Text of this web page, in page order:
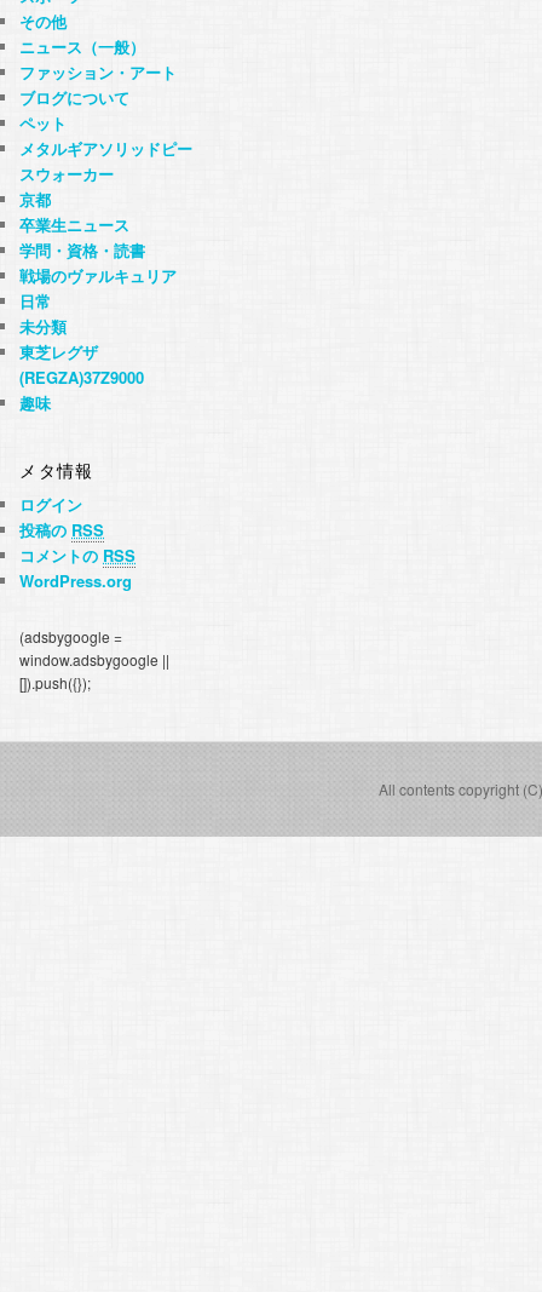
その他
ニュース（一般）
ファッション・アート
ブログについて
ペット
メタルギアソリッドピー
スウォーカー
京都
卒業生ニュース
学問・資格・読書
戦場のヴァルキュリア
日常
未分類
東芝レグザ
(REGZA)37Z9000
趣味
メタ情報
ログイン
投稿の RSS
コメントの RSS
WordPress.org
(adsbygoogle =
window.adsbygoogle ||
[]).push({});
All contents copyright